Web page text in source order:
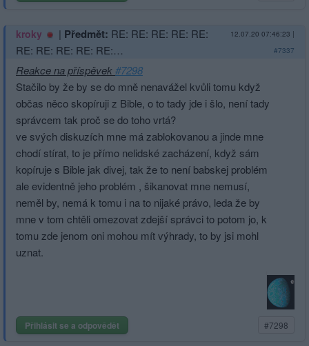
kroky | Předmět: RE: RE: RE: RE: RE:
RE: RE: RE: RE: RE:…
12.07.20 07:46:23 |
#7337
Reakce na příspěvek#7298
Stačilo by že by se do mně nenavážel kvůli tomu když
občas něco skopíruji z Bible, o to tady jde i šlo, není tady
správcem tak proč se do toho vrtá?
ve svých diskuzích mne má zablokovanou a jinde mne
chodí stírat, to je přímo nelidské zacházení, když sám
kopíruje s Bible jak divej, tak že to není babskej problém
ale evidentně jeho problém , šikanovat mne nemusí,
neměl by, nemá k tomu i na to nijaké právo, leda že by
mne v tom chtěli omezovat zdejší správci to potom jo, k
tomu zde jenom oni mohou mít výhrady, to by jsi mohl
uznat.
Přihlásit se a odpovědět #7298